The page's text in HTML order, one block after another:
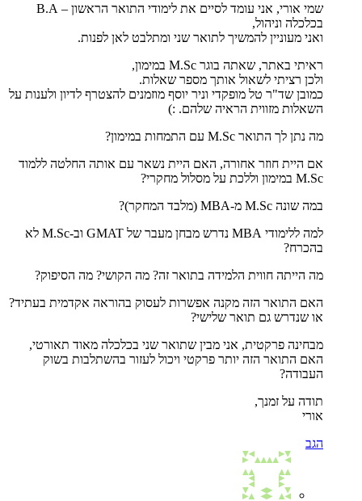
שמי אורי, אני עומד לסיים את לימודי התואר הראשון – B.A
בכלכלה וניהול,
ואני מעוניין להמשיך לתואר שני ומתלבט לאן לפנות.
ראיתי באתר, שאתה בוגר M.Sc במימון,
ולכן רציתי לשאול אותך מספר שאלות.
כמובן שד"ר טל מופקדי וניר יוסף מוזמנים להצטרף לדיון ולענות על
השאלות מזווית הראיה שלהם. :)
מה נתן לך התואר M.Sc עם התמחות במימון?
אם היית חוזר אחורה, האם היית נשאר עם אותה החלטה ללמוד
M.Sc במימון וללכת על מסלול מחקרי?
במה שונה M.Sc מ-MBA (מלבד המחקר)?
למה ללימודי MBA נדרש מבחן מעבר של GMAT וב-M.Sc לא
בהכרח?
מה הייתה חווית הלמידה בתואר זה? מה הקושי? מה הסיפוק?
האם התואר הזה מקנה אפשרות לעסוק בהוראה אקדמית בעתיד?
או שנדרש גם תואר שלישי?
מבחינה פרקטית, אני מבין שתואר שני בכלכלה מאוד תאורטי,
האם התואר הזה יותר פרקטי ויכול לעזור בהשתלבות בשוק
העבודה?
תודה על זמנך,
אורי
הגב